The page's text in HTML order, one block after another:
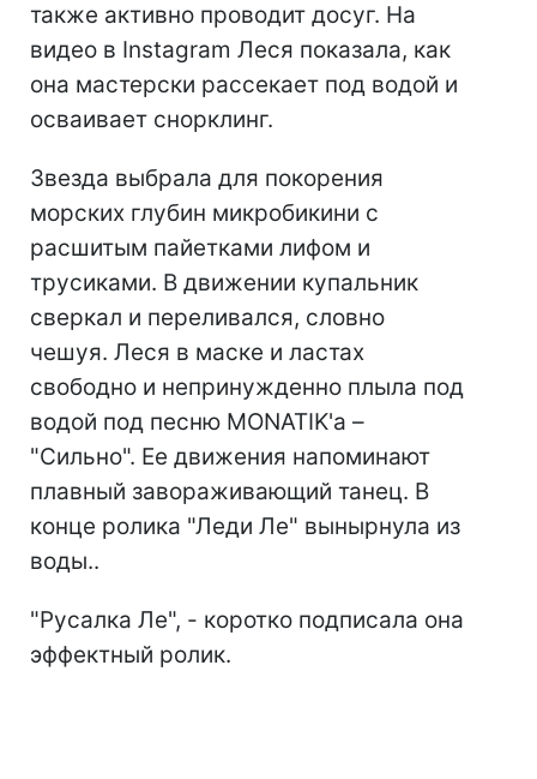
также активно проводит досуг. На
видео в Instagram Леся показала, как
она мастерски рассекает под водой и
осваивает снорклинг.
Звезда выбрала для покорения
морских глубин микробикини с
расшитым пайетками лифом и
трусиками. В движении купальник
сверкал и переливался, словно
чешуя. Леся в маске и ластах
свободно и непринужденно плыла под
водой под песню MONATIK'а –
"Сильно". Ее движения напоминают
плавный завораживающий танец. В
конце ролика "Леди Ле" вынырнула из
воды..
"Русалка Ле", - коротко подписала она
эффектный ролик.